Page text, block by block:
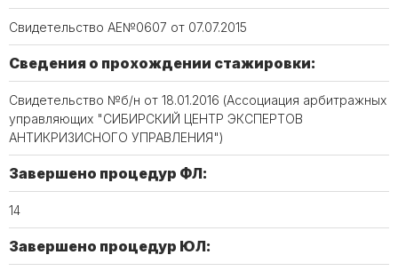
Свидетельство АЕ№0607 от 07.07.2015
Сведения о прохождении стажировки:
Свидетельство №б/н от 18.01.2016 (Ассоциация арбитражных
управляющих "СИБИРСКИЙ ЦЕНТР ЭКСПЕРТОВ
АНТИКРИЗИСНОГО УПРАВЛЕНИЯ")
Завершено процедур ФЛ:
14
Завершено процедур ЮЛ: